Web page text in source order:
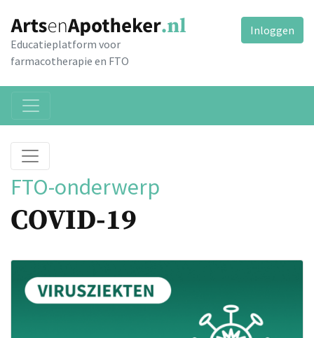
Educatieplatform voor
farmacotherapie en FTO
Inloggen
FTO-onderwerp
COVID-19